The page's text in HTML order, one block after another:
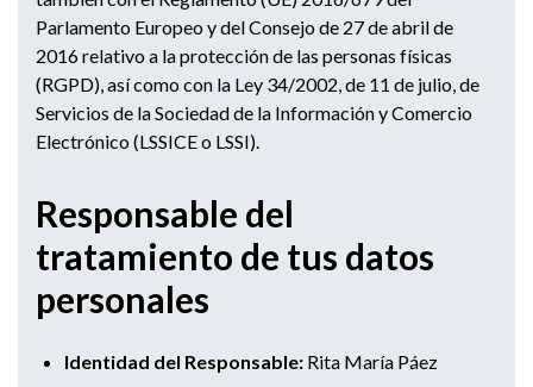
Parlamento Europeo y del Consejo de 27 de abril de
2016 relativo a la protección de las personas físicas
(RGPD), así como con la Ley 34/2002, de 11 de julio, de
Servicios de la Sociedad de la Información y Comercio
Electrónico (LSSICE o LSSI).
Responsable del
tratamiento de tus datos
personales
Identidad del Responsable: Rita María Páez